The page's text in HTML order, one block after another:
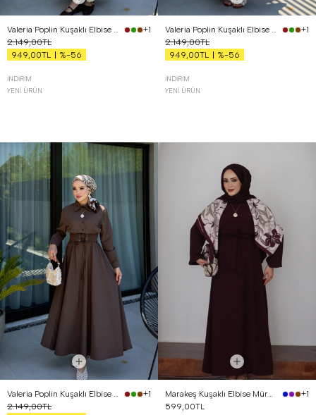
+1
2.149,00TL
949,00TL
%-56
İNDIRIM
YENI ÜRÜN
+1
2.149,00TL
949,00TL
%-56
İNDIRIM
YENI ÜRÜN
Valeria Poplin Kuşaklı Elbise Kahverengi
+1
2.149,00TL
Marakeş Kuşaklı Elbise Mürdüm
+1
599,00TL